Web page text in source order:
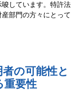
しています。特許法
部門の方々にとって
の可能性と
重要性